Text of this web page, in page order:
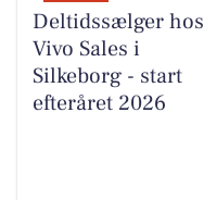
Deltidssælger hos
Vivo Sales i
Silkeborg - start
efteråret 2026